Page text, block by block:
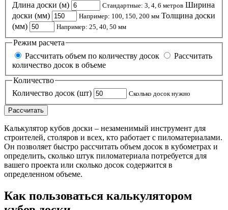
Длина доски (м)
Стандартные: 3, 4, 6 метров Ширина
доски (мм)
Например: 100, 150, 200 мм Толщина доски
(мм)
Например: 25, 40, 50 мм
Режим расчета
Рассчитать объем по количеству досок
Рассчитать
количество досок в объеме
Количество
Количество досок (шт)
Сколько досок нужно
Рассчитать
Калькулятор кубов доски – незаменимый инструмент для
строителей, столяров и всех, кто работает с пиломатериалами.
Он позволяет быстро рассчитать объем досок в кубометрах и
определить, сколько штук пиломатериала потребуется для
вашего проекта или сколько досок содержится в
определенном объеме.
Как пользоваться калькулятором